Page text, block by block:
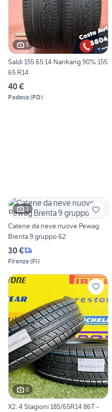
5
Saldi 155 65 14 Nankang 90% 155
65 R14
40 €
Padova (PD)
3
Catene da neve nuove Pewag
Brenta 9 gruppo 62
30 €
Firenze(FI)
6
X2: 4 Stagioni 185/65R14 86T -